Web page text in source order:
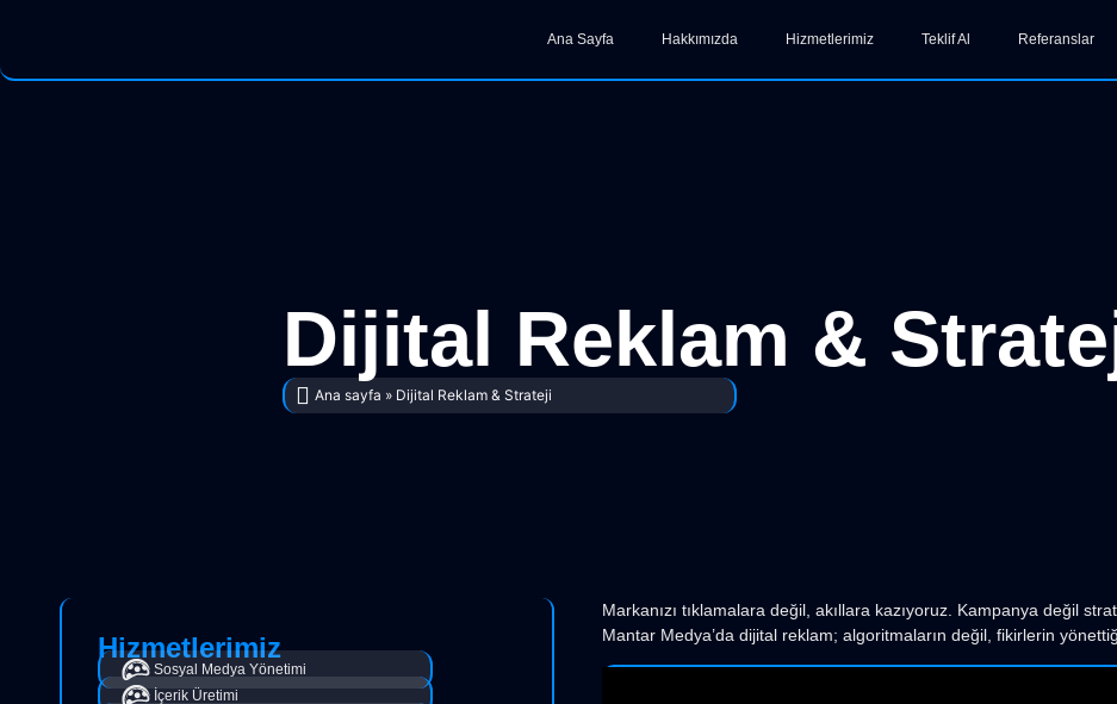
Ana Sayfa Hakkımızda Hizmetlerimiz Teklif Al Referanslar
Dijital Reklam &
Ana sayfa » Dijital Reklam & Strateji
Hizmetlerimiz
Sosyal Medya Yönetimi
İçerik Üretimi
Markanızı tıklamalara değil, akıllara kazıyoruz. Kampanya değil
Mantar Medya’da dijital reklam; algoritmaların değil, fikirlerin